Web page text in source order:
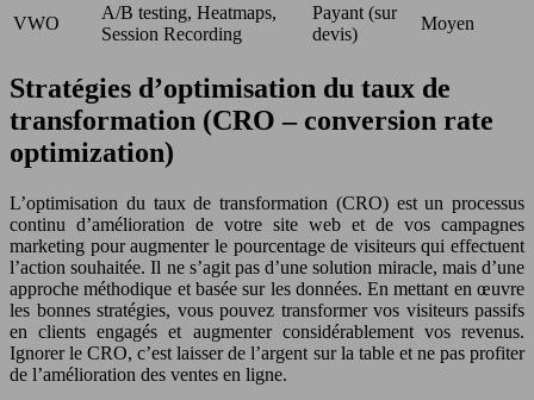
VWO
A/B testing, Heatmaps,
Session Recording
Payant (sur
devis)
Moyen
Stratégies d’optimisation du taux de
transformation (CRO – conversion rate
optimization)
L’optimisation du taux de transformation (CRO) est un processus
continu d’amélioration de votre site web et de vos campagnes
marketing pour augmenter le pourcentage de visiteurs qui effectuent
l’action souhaitée. Il ne s’agit pas d’une solution miracle, mais d’une
approche méthodique et basée sur les données. En mettant en œuvre
les bonnes stratégies, vous pouvez transformer vos visiteurs passifs
en clients engagés et augmenter considérablement vos revenus.
Ignorer le CRO, c’est laisser de l’argent sur la table et ne pas profiter
de l’amélioration des ventes en ligne.